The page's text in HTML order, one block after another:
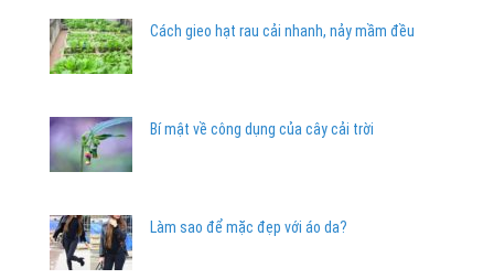
Cách gieo hạt rau cải nhanh, nảy mầm đều
Bí mật về công dụng của cây cải trời
Làm sao để mặc đẹp với áo da?